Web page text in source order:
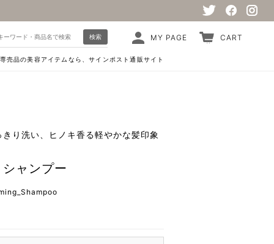
検索 MY PAGE CART
売品の美容アイテムなら、サインポスト通販サイト
り洗い、ヒノキ香る軽やかな髪印象
ャンプー